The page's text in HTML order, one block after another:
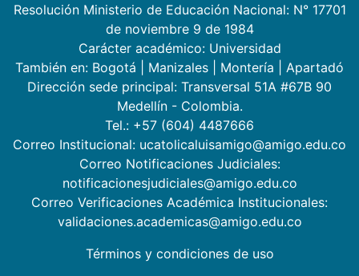
Resolución Ministerio de Educación Nacional: N° 17701
de noviembre 9 de 1984
Carácter académico: Universidad
También en: Bogotá Manizales Montería
Apartadó
Dirección sede principal: Transversal 51A #67B 90
Medellín - Colombia.
Tel.: +57 (604) 4487666
Correo Institucional: ucatolicaluisamigo@amigo.edu.co
Correo Notificaciones Judiciales:
notificacionesjudiciales@amigo.edu.co
Correo Verificaciones Académica Institucionales:
validaciones.academicas@amigo.edu.co
Términos y condiciones de uso